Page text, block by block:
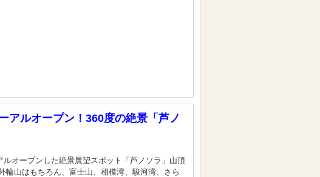
アルオープン！360度の絶景「芦ノ
ルオープンした絶景展望スポット「芦ノソラ」山頂
輪山はもちろん、富士山、相模湾、駿河湾、さら